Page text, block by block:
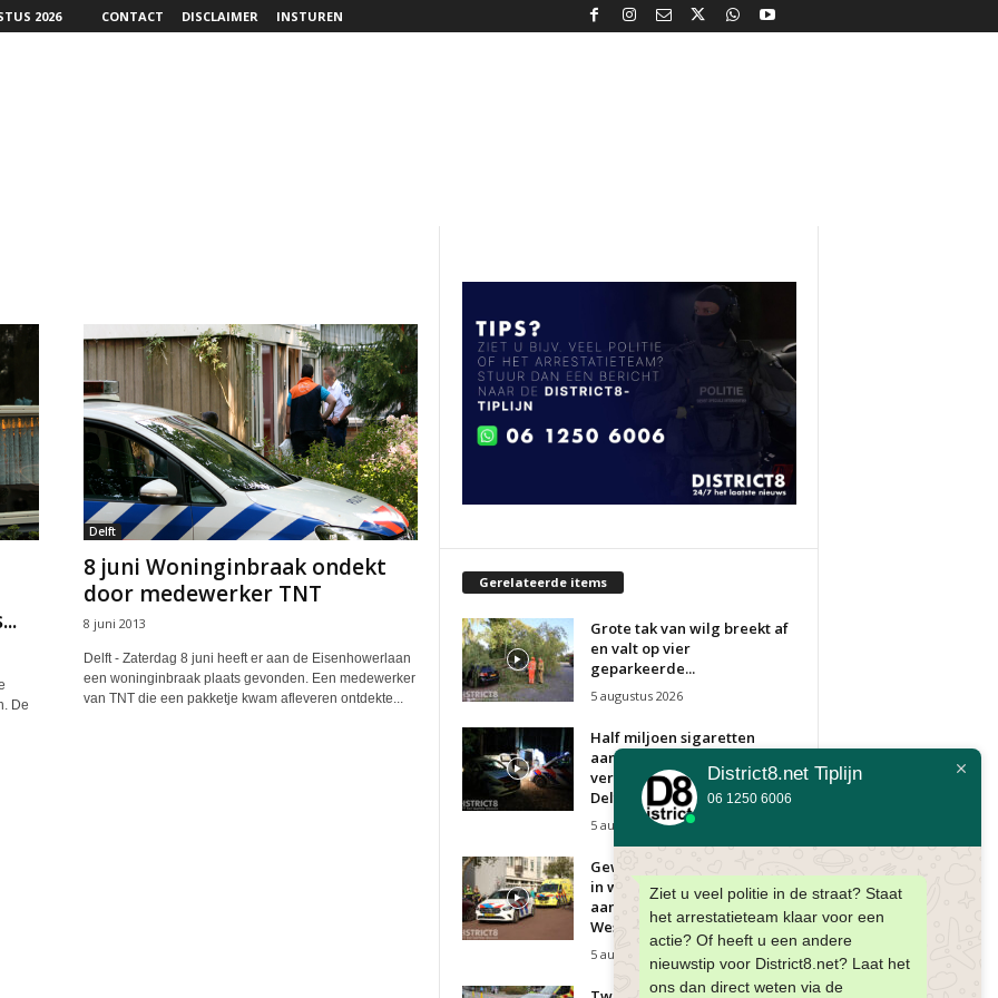
2026 CONTACT DISCLAIMER INSTUREN
De
Delft
8 juni Woninginbraak ondekt
door medewerker TNT
8 juni 2013
Delft - Zaterdag 8 juni heeft er aan de Eisenhowerlaan
een woninginbraak plaats gevonden. Een medewerker
van TNT die een pakketje kwam afleveren ontdekte...
Gerelateerde items
Grote tak van wilg breekt af
en valt op vier
geparkeerde...
5 augustus 2026
Half miljoen sigaretten
aangetroffen in bestelbusjes;
verdachten vluchten weg
Delftse Hout...
5 augustus 2026
Gewonde na steekincident
in woning; Man
aangehouden
Westhovenplein Den Haag
5 augustus 2026
District8.net Tiplijn
06 1250 6006
Ziet u veel politie in de straat? Staat
het arrestatieteam klaar voor een
actie? Of heeft u een andere
nieuwstip voor District8.net? Laat het
ons dan direct weten via de